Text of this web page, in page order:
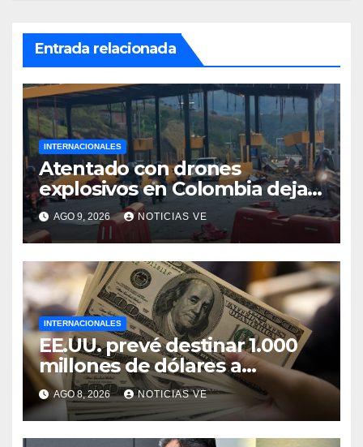
Entrada relacionada
INTERNACIONALES
Atentado con drones
explosivos en Colombia deja
un policía muerto
AGO 9, 2026 NOTICIAS VE
INTERNACIONALES
EE.UU. prevé destinar 1.000
millones de dólares a
Colombia para un paquete de
seguridad
AGO 8, 2026 NOTICIAS VE